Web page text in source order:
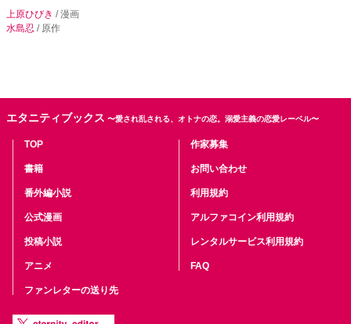
上原ひびき / 漫画
水島忍 / 原作
エタニティブックス 〜愛され乱される、オトナの恋。溺愛主義の恋愛レーベル〜
TOP
書籍
番外編小説
公式漫画
投稿小説
アニメ
ファンレターの送り先
作家募集
お問い合わせ
利用規約
アルファコイン利用規約
レンタルサービス利用規約
FAQ